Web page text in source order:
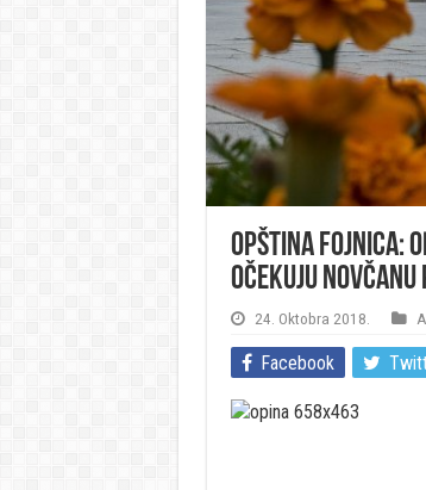
Opština Fojnica:
očekuju novčanu
24. Oktobra 2018.
Facebook